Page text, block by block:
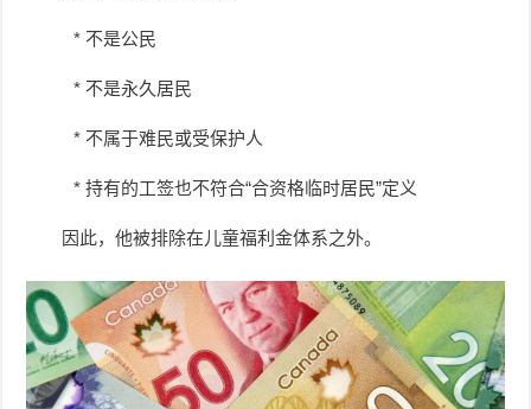
* 不是公民
* 不是永久居民
* 不属于难民或受保护人
* 持有的工签也不符合“合资格临时居民”定义
因此，他被排除在儿童福利金体系之外。